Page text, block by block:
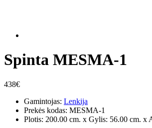
Spinta MESMA-1
438€
Gamintojas: Lenkija
Prekės kodas: MESMA-1
Plotis: 200.00 cm. x Gylis: 56.00 cm. x